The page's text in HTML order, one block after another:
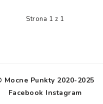
Strona 1 z 1
Mocne Punkty 2020-2025
Facebook Instagram